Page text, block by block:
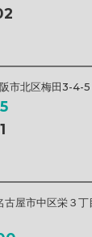
市北区梅田3-4-
屋市中区栄３